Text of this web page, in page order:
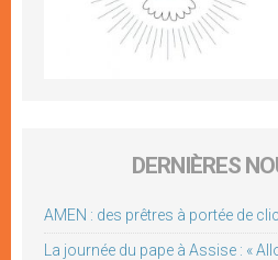
DERNIÈRES
AMEN : des prêtres à portée de clic
La journée du pape à Assise : «